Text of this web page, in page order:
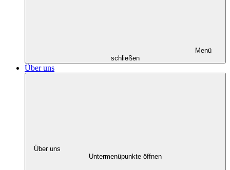
Menü
schließen
Über uns
Über uns
Untermenüpunkte öffnen